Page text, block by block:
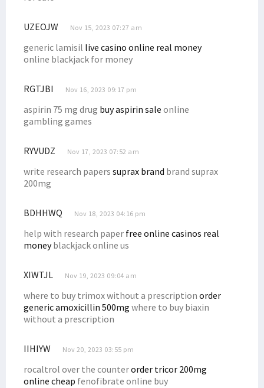
UZEOJW Nov 15, 2023 07:27 am
generic lamisil live casino online real money
online blackjack for money
RGTJBI Nov 16, 2023 09:17 pm
aspirin 75 mg drug buy aspirin sale online
gambling games
RYVUDZ Nov 17, 2023 07:52 am
write research papers suprax brand brand suprax
200mg
BDHHWQ Nov 18, 2023 04:16 pm
help with research paper free online casinos real
moneyblackjack online us
XIWTJL Nov 19, 2023 09:04 am
where to buy trimox without a prescription order
generic amoxicillin 500mg where to buy biaxin
without a prescription
IIHIYW Nov 20, 2023 03:55 pm
rocaltrol over the counterorder tricor 200mg
online cheap fenofibrate online buy